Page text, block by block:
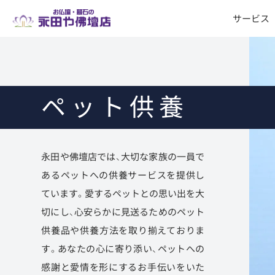
サービス
ペット供養
永田や佛壇店では、大切な家族の一員で
あるペットへの供養サービスを提供し
ています。愛するペットとの思い出を大
切にし、心安らかに見送るためのペット
供養品や供養方法を取り揃えておりま
す。あなたの心に寄り添い、ペットへの
感謝と愛情を形にするお手伝いをいた